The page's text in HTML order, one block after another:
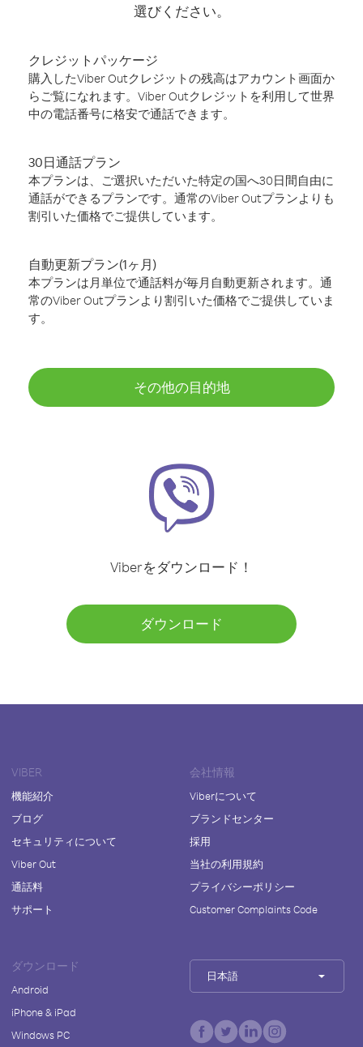
選びください。
クレジットパッケージ
購入したViber Outクレジットの残高はアカウント画面か
らご覧になれます。Viber Outクレジットを利用して世界
中の電話番号に格安で通話できます。
30日通話プラン
本プランは、ご選択いただいた特定の国へ30日間自由に
通話ができるプランです。通常のViber Outプランよりも
割引いた価格でご提供しています。
自動更新プラン(1ヶ月)
本プランは月単位で通話料が毎月自動更新されます。通
常のViber Outプランより割引いた価格でご提供していま
す。
その他の目的地
Viberをダウンロード！
ダウンロード
VIBER
機能紹介
ブログ
セキュリティについて
Viber Out
通話料
サポート
会社情報
Viberについて
ブランドセンター
採用
当社の利用規約
プライバシーポリシー
Customer Complaints Code
ダウンロード
Android
iPhone & iPad
Windows PC
日本語